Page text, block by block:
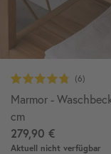
Marmor -
cm
279,90 €
Aktuell nicht verfügbar